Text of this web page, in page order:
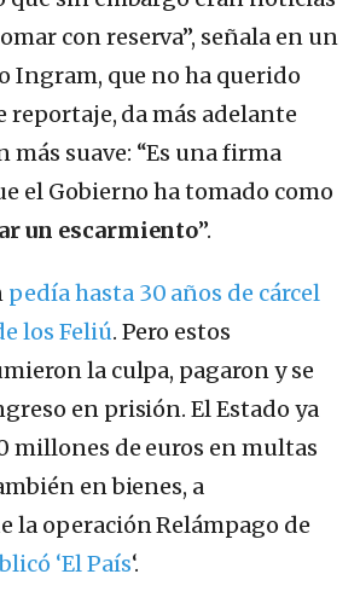
con reserva”, señala en un
Ingram, que no ha querido
reportaje, da más adelante
más suave: “Es una firma
el Gobierno ha tomado como
un escarmiento”.
pedía hasta 30 años de cárcel
los Feliú. Pero estos
la culpa, pagaron y se
en prisión. El Estado ya
millones de euros en multas
en bienes, a
la operación Relámpago de
‘El País‘.